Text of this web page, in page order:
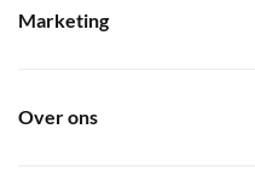
Marketing
Over ons